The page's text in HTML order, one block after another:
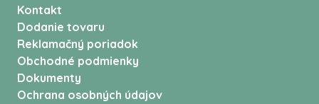
Kontakt
Dodanie tovaru
Reklamačný poriadok
Obchodné podmienky
Dokumenty
Ochrana osobných údajov